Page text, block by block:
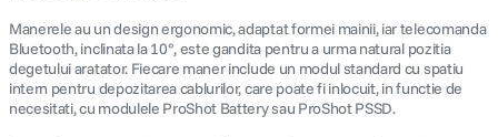
Manerele au un design ergonomic, adaptat formei mainii, iar telecomanda
Bluetooth, inclinata la 10°, este gandita pentru a urma natural pozitia
degetului aratator. Fiecare maner include un modul standard cu spatiu
intern pentru depozitarea cablurilor, care poate fi inlocuit, in functie de
necesitati, cu modulele ProShot Battery sau ProShot PSSD.